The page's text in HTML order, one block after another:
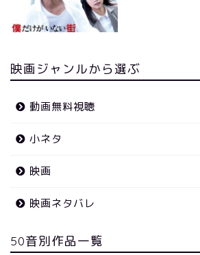
映画ジャンルから選ぶ
動画無料視聴
小ネタ
映画
映画ネタバレ
50音別作品一覧